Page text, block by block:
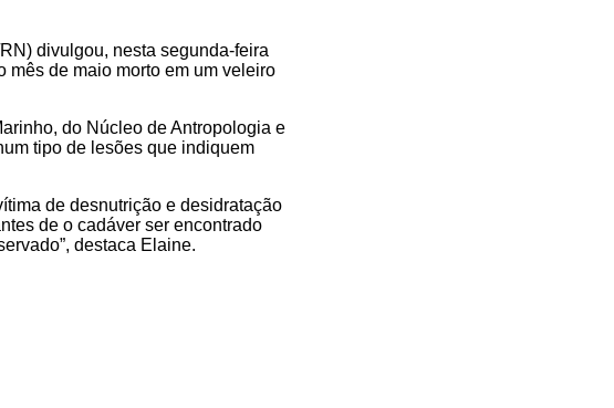
divulgou, nesta segunda-feira
mês de maio morto em um veleiro
do Núcleo de Antropologia e
tipo de lesões que indiquem
de desnutrição e desidratação
de o cadáver ser encontrado
destaca Elaine.